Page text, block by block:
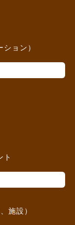
ョン）
ト
施設）